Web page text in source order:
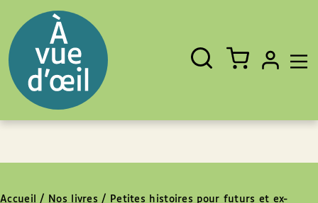
Fermer
Rechercher
un
livre,
un
auteur,
un
EAN
Accueil / Nos livres /
Petites histoires pour futurs et ex-